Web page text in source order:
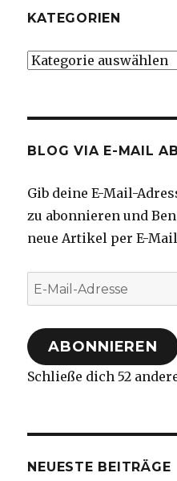
KATEGORIEN
Kategorien
BLOG VIA E-MAIL
Gib deine E-Mail-
zu abonnieren und
neue Artikel per E-
E-
Mail-
Adresse
ABONNIEREN
Schließe dich 52
NEUESTE BEITRÄGE